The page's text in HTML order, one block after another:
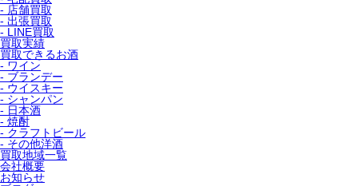
- 店舗買取
- 出張買取
- LINE買取
買取実績
買取できるお酒
- ワイン
- ブランデー
- ウイスキー
- シャンパン
- 日本酒
- 焼酎
- クラフトビール
- その他洋酒
買取地域一覧
会社概要
お知らせ